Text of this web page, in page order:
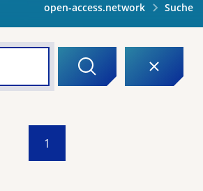
open-access.network Suche
1